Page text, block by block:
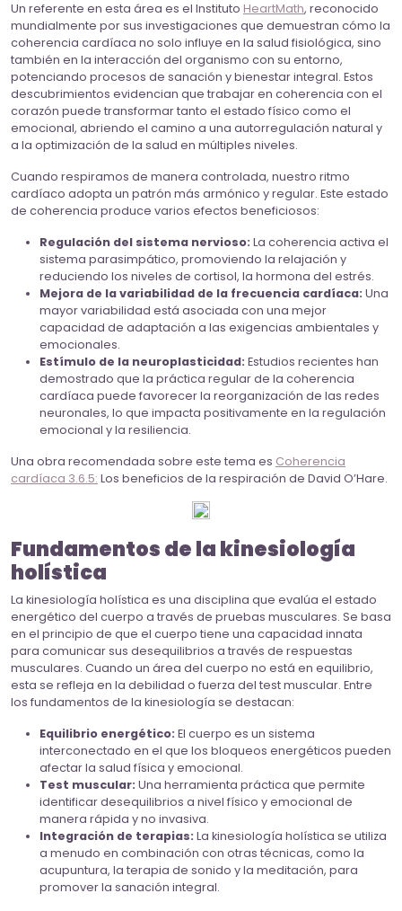
Un referente en esta área es el Instituto HeartMath, reconocido
mundialmente por sus investigaciones que demuestran cómo la
coherencia cardíaca no solo influye en la salud fisiológica, sino
también en la interacción del organismo con su entorno,
potenciando procesos de sanación y bienestar integral. Estos
descubrimientos evidencian que trabajar en coherencia con el
corazón puede transformar tanto el estado físico como el
emocional, abriendo el camino a una autorregulación natural y
a la optimización de la salud en múltiples niveles.
Cuando respiramos de manera controlada, nuestro ritmo
cardíaco adopta un patrón más armónico y regular. Este estado
de coherencia produce varios efectos beneficiosos:
Regulación del sistema nervioso: La coherencia activa el
sistema parasimpático, promoviendo la relajación y
reduciendo los niveles de cortisol, la hormona del estrés.
Mejora de la variabilidad de la frecuencia cardíaca: Una
mayor variabilidad está asociada con una mejor
capacidad de adaptación a las exigencias ambientales y
emocionales.
Estímulo de la neuroplasticidad: Estudios recientes han
demostrado que la práctica regular de la coherencia
cardíaca puede favorecer la reorganización de las redes
neuronales, lo que impacta positivamente en la regulación
emocional y la resiliencia.
Una obra recomendada sobre este tema es Coherencia
cardíaca 3.6.5: Los beneficios de la respiración de David O’Hare.
Fundamentos de la kinesiología
holística
La kinesiología holística es una disciplina que evalúa el estado
energético del cuerpo a través de pruebas musculares. Se basa
en el principio de que el cuerpo tiene una capacidad innata
para comunicar sus desequilibrios a través de respuestas
musculares. Cuando un área del cuerpo no está en equilibrio,
esta se refleja en la debilidad o fuerza del test muscular. Entre
los fundamentos de la kinesiología se destacan:
Equilibrio energético: El cuerpo es un sistema
interconectado en el que los bloqueos energéticos pueden
afectar la salud física y emocional.
Test muscular: Una herramienta práctica que permite
identificar desequilibrios a nivel físico y emocional de
manera rápida y no invasiva.
Integración de terapias: La kinesiología holística se utiliza
a menudo en combinación con otras técnicas, como la
acupuntura, la terapia de sonido y la meditación, para
promover la sanación integral.